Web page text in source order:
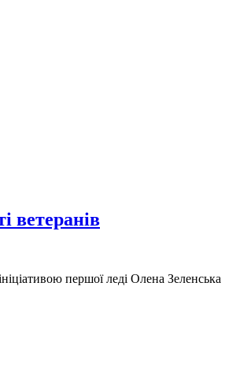
ветеранів
першої леді Олена Зеленська